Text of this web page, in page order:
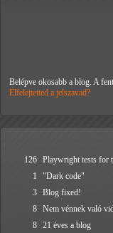
Belépve okosabb a blog. A
Elfelejtetted a jelszavad?
126 Playwright tests for
1
"Dark code"
3 Blog fixed!
8 Nem vénnek való
8 21 éves a blog